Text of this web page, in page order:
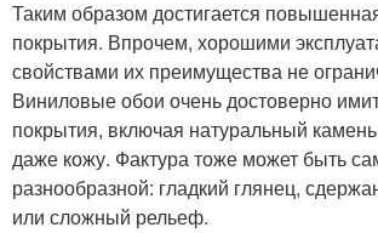
Таким образом достигается
покрытия. Впрочем, хорошими
свойствами их преимущества не
Виниловые обои очень достоверно
покрытия, включая натуральный
даже кожу. Фактура тоже может быть
разнообразной: гладкий глянец,
или сложный рельеф.